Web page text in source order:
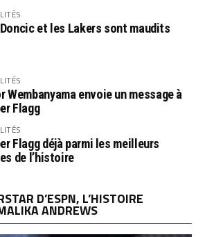
et les Lakers sont maudits
Wembanyama envoie un message à
Flagg
Flagg déjà parmi les meilleurs
de l’histoire
D’ESPN, L’HISTOIRE
ANDREWS